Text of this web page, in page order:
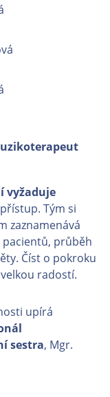
vyžaduje
Tým si
zaznamenává
průběh
Číst o pokroku
radostí.
upírá
sestra, Mgr.